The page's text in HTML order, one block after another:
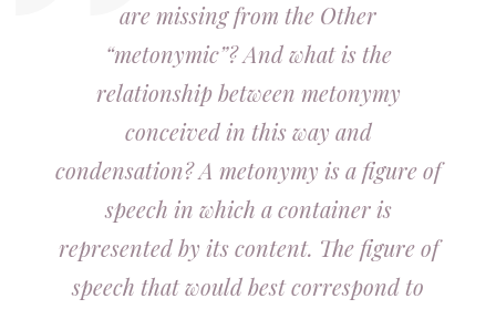
are missing from the Other
“metonymic”? And what is the
relationship between metonymy
conceived in this way and
condensation? A metonymy is a figure of
speech in which a container is
represented by its content. The figure of
speech that would best correspond to